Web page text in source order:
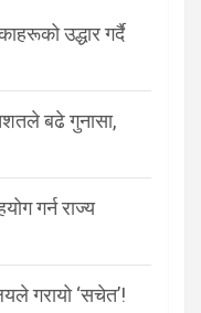
उद्धार गर्दै
बढे गुनासा,
गर्न राज्य
गरायो ‘सचेत’!